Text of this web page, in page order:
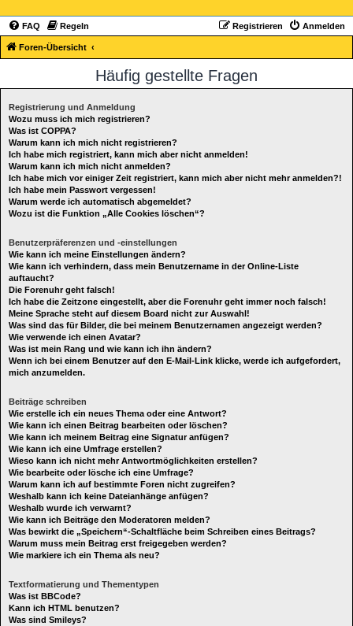
FAQ Regeln Anmelden
Registrieren
Foren-Übersicht
Häufig gestellte Fragen
Registrierung und Anmeldung
Wozu muss ich mich registrieren?
Was ist COPPA?
Warum kann ich mich nicht registrieren?
Ich habe mich registriert, kann mich aber nicht anmelden!
Warum kann ich mich nicht anmelden?
Ich habe mich vor einiger Zeit registriert, kann mich aber nicht mehr anmelden?!
Ich habe mein Passwort vergessen!
Warum werde ich automatisch abgemeldet?
Wozu ist die Funktion „Alle Cookies löschen“?
Benutzerpräferenzen und -einstellungen
Wie kann ich meine Einstellungen ändern?
Wie kann ich verhindern, dass mein Benutzername in der Online-Liste
auftaucht?
Die Forenuhr geht falsch!
Ich habe die Zeitzone eingestellt, aber die Forenuhr geht immer noch falsch!
Meine Sprache steht auf diesem Board nicht zur Auswahl!
Was sind das für Bilder, die bei meinem Benutzernamen angezeigt werden?
Wie verwende ich einen Avatar?
Was ist mein Rang und wie kann ich ihn ändern?
Wenn ich bei einem Benutzer auf den E-Mail-Link klicke, werde ich aufgefordert,
mich anzumelden.
Beiträge schreiben
Wie erstelle ich ein neues Thema oder eine Antwort?
Wie kann ich einen Beitrag bearbeiten oder löschen?
Wie kann ich meinem Beitrag eine Signatur anfügen?
Wie kann ich eine Umfrage erstellen?
Wieso kann ich nicht mehr Antwortmöglichkeiten erstellen?
Wie bearbeite oder lösche ich eine Umfrage?
Warum kann ich auf bestimmte Foren nicht zugreifen?
Weshalb kann ich keine Dateianhänge anfügen?
Weshalb wurde ich verwarnt?
Wie kann ich Beiträge den Moderatoren melden?
Was bewirkt die „Speichern“-Schaltfläche beim Schreiben eines Beitrags?
Warum muss mein Beitrag erst freigegeben werden?
Wie markiere ich ein Thema als neu?
Textformatierung und Thementypen
Was ist BBCode?
Kann ich HTML benutzen?
Was sind Smileys?